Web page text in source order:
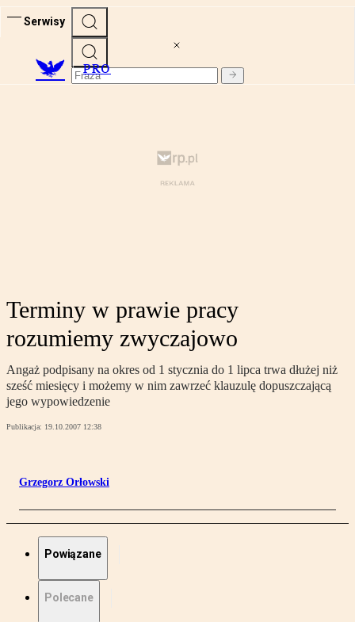
Serwisy
PRO
Terminy w prawie pracy
rozumiemy zwyczajowo
Angaż podpisany na okres od 1 stycznia do 1 lipca trwa dłużej niż
sześć miesięcy i możemy w nim zawrzeć klauzulę dopuszczającą
jego wypowiedzenie
Publikacja: 19.10.2007 12:38
Grzegorz Orłowski
Powiązane
Polecane